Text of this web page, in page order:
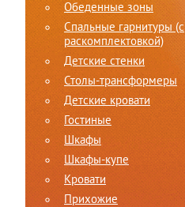
Обеденные зоны
Спальные гарнитуры (c
раскомплектовкой)
Детские стенки
Столы-трансформеры
Детские кровати
Гостиные
Шкафы
Шкафы-купе
Кровати
Прихожие